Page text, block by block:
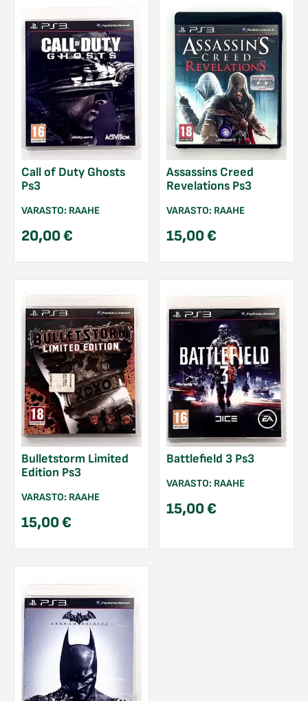
Call of Duty Ghosts
Ps3
VARASTO: RAAHE
20,00€
Assassins Creed
Revelations Ps3
VARASTO: RAAHE
15,00€
Bulletstorm Limited
Edition Ps3
VARASTO: RAAHE
15,00€
Battlefield 3 Ps3
VARASTO: RAAHE
15,00€